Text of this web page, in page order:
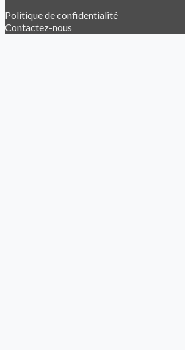
Politique de confidentialité
Contactez-nous